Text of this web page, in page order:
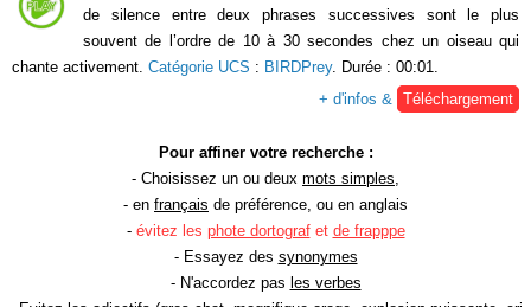
de silence entre deux phrases successives sont le plus
souvent de l’ordre de 10 à 30 secondes chez un oiseau qui
chante activement. Catégorie UCS : BIRDPrey. Durée : 00:01.
+ d'infos & Téléchargement
Pour affiner votre recherche :
- Choisissez un ou deux mots simples,
- en français de préférence, ou en anglais
- évitez les phote dortografet de frapppe
- Essayez des synonymes
- N'accordez pas les verbes